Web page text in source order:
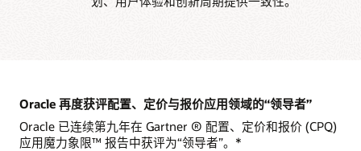
Oracle 再度获评配置、定价与报价应用领域的“领导者”
Oracle 已连续第九年在 Gartner ® 配置、定价和报价 (CPQ)
应用魔力象限™ 报告中获评为“领导者”。*